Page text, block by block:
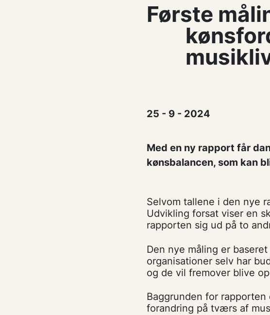
Første
25 - 9 - 2024
Med en ny rapport får
kønsbalancen, som kan
Selvom tallene i den nye
Udvikling forsat viser en
rapporten sig ud på to
Den nye måling er
organisationer selv har
og de vil fremover blive
Baggrunden for
forandring på tværs af